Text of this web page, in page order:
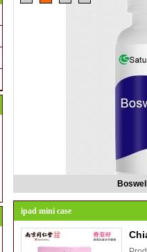
ipad mini case